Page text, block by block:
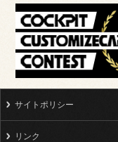
サイトポリシー
リンク